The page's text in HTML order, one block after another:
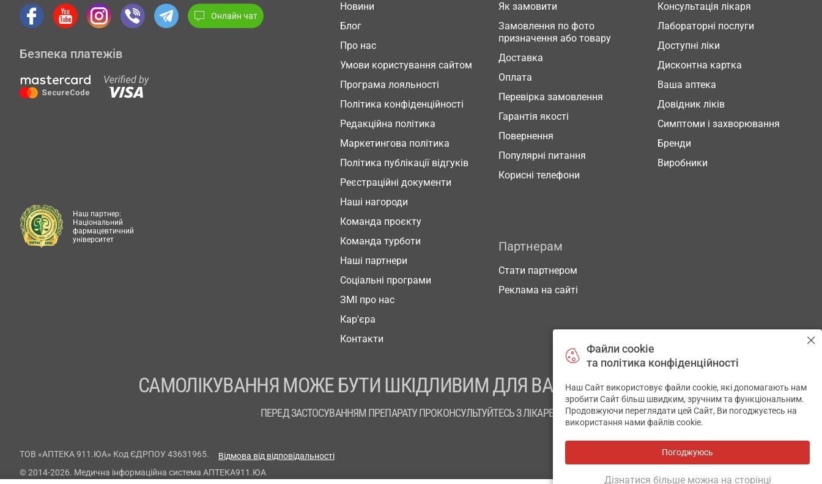
Онлайн чат
Безпека платежів
Новини
Блог
Про нас
Умови користування сайтом
Програма лояльності
Політика конфіденційності
Редакційна політика
Маркетингова політика
Політика публікації відгуків
Реєстраційні документи
Наші нагороди
Команда проєкту
Команда турботи
Наші партнери
Соціальні програми
ЗМІ про нас
Кар'єра
Контакти
Як замовити
Замовлення по фото
призначення або товару
Доставка
Оплата
Перевірка замовлення
Гарантія якості
Повернення
Популярні питання
Корисні телефони
Консультація лікаря
Лабораторні послуги
Доступні ліки
Дисконтна картка
Ваша аптека
Довідник ліків
Симптоми і захворювання
Бренди
Виробники
Партнерам
Стати партнером
Реклама на сайті
Наш партнер:
Національний
фармацевтичний
університет
САМОЛІКУВАННЯ МОЖЕ БУТИ ШКІДЛИВИМ ДЛЯ ВАШОГО ЗДОРОВ’Я
ПЕРЕД ЗАСТОСУВАННЯМ ПРЕПАРАТУ ПРОКОНСУЛЬТУЙТЕСЬ З ЛІКАРЕМ
ТОВ «АПТЕКА 911.ЮА» Код ЄДРПОУ 43631965.
Відмова від відповідальності
© 2014-2026. Медична інформаційна система АПТЕКА911.ЮА
Файли cookie
та політика конфіденційності
Наш Сайт використовує файли cookie, які допомагають нам
зробити Сайт більш швидким, зручним та функціональним.
Продовжуючи переглядати цей Сайт, Ви погоджуєтесь на
використання нами файлів cookie.
Погоджуюсь
Дізнатися більше можна на сторінці
✕